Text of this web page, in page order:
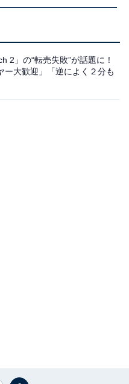
2」の“転売失敗”が話題に！
ー大歓迎」「逆によく２分も